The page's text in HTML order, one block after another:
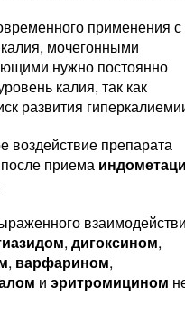
применения с
мочегонными
нужно постоянно
калия, так как
развития
воздействие препарата
приема
, дигоксином,
, варфарином,
и эритромицином